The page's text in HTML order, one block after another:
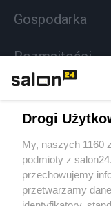
Gospodarka
Rozmaitości
Sport
Społeczeństwo
Drogi
My, naszych 1160
podmioty z
przechowujemy
przetwarzamy